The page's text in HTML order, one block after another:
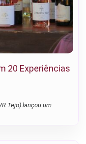
20 Experiências
Tejo) lançou um